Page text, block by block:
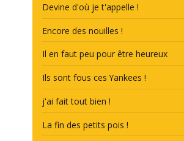
Devine d'où je t'appelle !
Encore des nouilles !
Il en faut peu pour être heureux
Ils sont fous ces Yankees !
j'ai fait tout bien !
La fin des petits pois !